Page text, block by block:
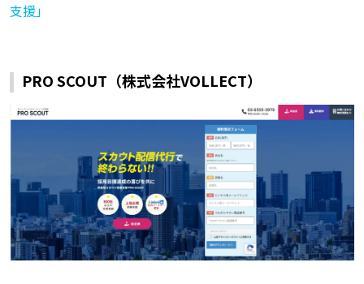
支援」
PRO SCOUT（株式会社VOLLECT）